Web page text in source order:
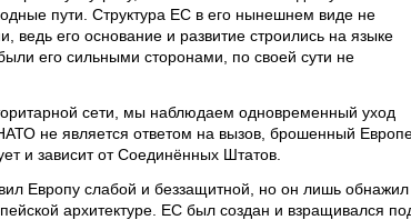
пути. Структура ЕС в его нынешнем виде не
его основание и развитие строились на языке
его сильными сторонами, по своей сути не
сети, мы наблюдаем одновременный уход
не является ответом на вызов, брошенный
и зависит от Соединённых Штатов.
Европу слабой и беззащитной, но он лишь обнажил
архитектуре. ЕС был создан и взращивался